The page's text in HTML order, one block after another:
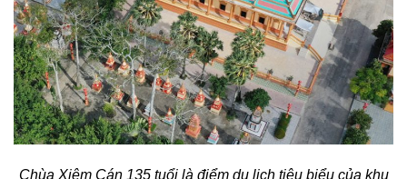
Chùa Xiêm Cán 135 tuổi là điểm du lịch tiêu biểu của khu